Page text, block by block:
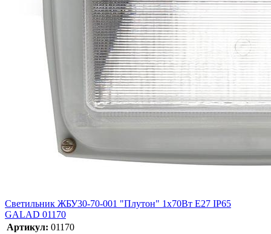
Светильник ЖБУ30-70-001 "Плутон" 1х70Вт E27 IP65
GALAD 01170
Артикул: 01170